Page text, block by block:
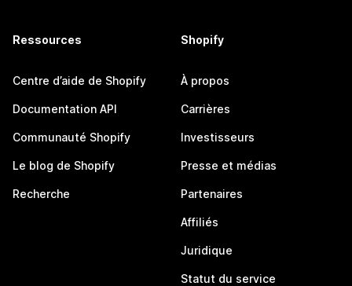
Ressources
Centre d’aide de Shopify
Documentation API
Communauté Shopify
Le blog de Shopify
Recherche
Shopify
À propos
Carrières
Investisseurs
Presse et médias
Partenaires
Affiliés
Juridique
Statut du service